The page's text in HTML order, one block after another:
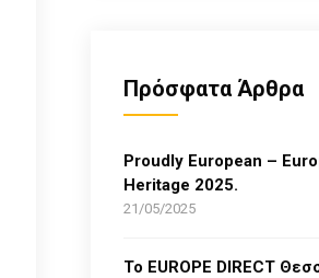
Πρόσφατα Άρθρα
Proudly European –
Heritage 2025.
21/05/2025
Το EUROPE DIRECT